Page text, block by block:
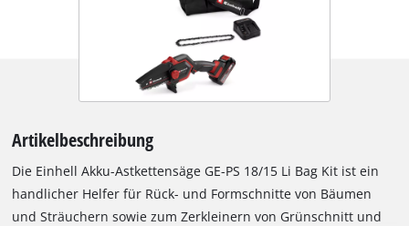
Artikelbeschreibung
Die Einhell Akku-Astkettensäge GE-PS 18/15 Li Bag Kit ist ein
handlicher Helfer für Rück- und Formschnitte von Bäumen
und Sträuchern sowie zum Zerkleinern von Grünschnitt und